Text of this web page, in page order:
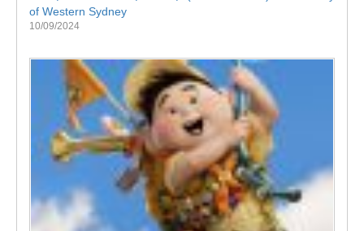
of Western Sydney
10/09/2024